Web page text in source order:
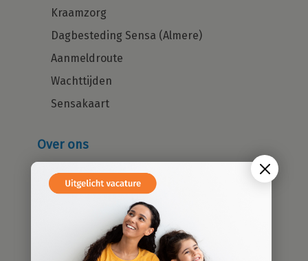
Kraamzorg
Dagbesteding Sensa (Almere)
Aanmeldroute
Wachttijden
Sensakaart
Over ons
Cliëntenraad
Kwaliteitsbeleid
Sensatieve methodiek